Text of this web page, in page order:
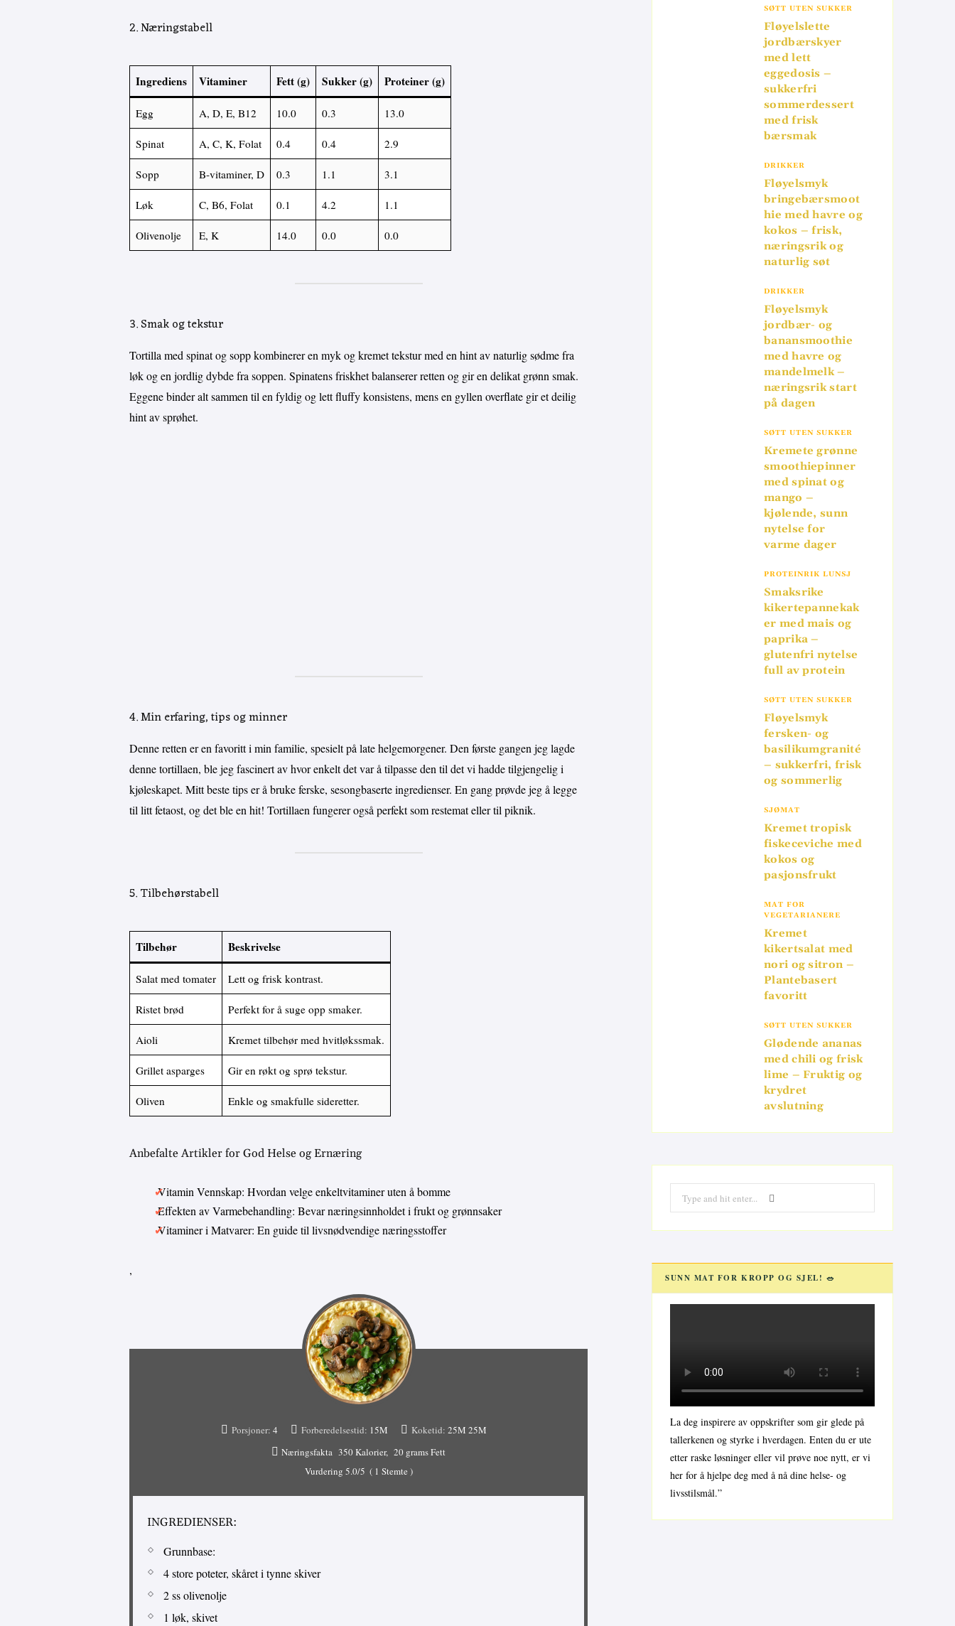
2. Næringstabell
Ingrediens Vitaminer Fett (g) Sukker (g) Proteiner (g)
Egg A, D, E, B12 10.0 0.3 13.0
Spinat A, C, K, Folat 0.4 0.4 2.9
Sopp B-vitaminer, D 0.3 1.1 3.1
Løk C, B6, Folat 0.1 4.2 1.1
Olivenolje E, K 14.0 0.0 0.0
3. Smak og tekstur
Tortilla med spinat og sopp kombinerer en myk og kremet tekstur med en hint av naturlig sødme fra
løk og en jordlig dybde fra soppen. Spinatens friskhet balanserer retten og gir en delikat grønn smak.
Eggene binder alt sammen til en fyldig og lett fluffy konsistens, mens en gyllen overflate gir et deilig
hint av sprøhet.
4. Min erfaring, tips og minner
Denne retten er en favoritt i min familie, spesielt på late helgemorgener. Den første gangen jeg lagde
denne tortillaen, ble jeg fascinert av hvor enkelt det var å tilpasse den til det vi hadde tilgjengelig i
kjøleskapet. Mitt beste tips er å bruke ferske, sesongbaserte ingredienser. En gang prøvde jeg å legge
til litt fetaost, og det ble en hit! Tortillaen fungerer også perfekt som restemat eller til piknik.
5. Tilbehørstabell
Tilbehør Beskrivelse
Salat med tomater Lett og frisk kontrast.
Ristet brød Perfekt for å suge opp smaker.
Aioli Kremet tilbehør med hvitløkssmak.
Grillet asparges Gir en røkt og sprø tekstur.
Oliven Enkle og smakfulle sideretter.
Anbefalte Artikler for God Helse og Ernæring
Vitamin Vennskap: Hvordan velge enkeltvitaminer uten å bomme
Effekten av Varmebehandling: Bevar næringsinnholdet i frukt og grønnsaker
Vitaminer i Matvarer: En guide til livsnødvendige næringsstoffer
,
Porsjoner: 4 Forberedelsestid: 15M Koketid: 25M 25M
Næringsfakta 350 Kalorier
20 grams Fett
Vurdering 5.0/5 ( 1 Stemte )
INGREDIENSER:
Grunnbase:
4 store poteter, skåret i tynne skiver
2 ss olivenolje
1 løk, skivet
SØTT UTEN SUKKER
Fløyelslette
jordbærskyer
med lett
eggedosis –
sukkerfri
sommerdessert
med frisk
bærsmak
DRIKKER
Fløyelsmyk
bringebærsmoot
hie med havre og
kokos – frisk,
næringsrik og
naturlig søt
DRIKKER
Fløyelsmyk
jordbær- og
banansmoothie
med havre og
mandelmelk –
næringsrik start
på dagen
SØTT UTEN SUKKER
Kremete grønne
smoothiepinner
med spinat og
mango –
kjølende, sunn
nytelse for
varme dager
PROTEINRIK LUNSJ
Smaksrike
kikertepannekak
er med mais og
paprika –
glutenfri nytelse
full av protein
SØTT UTEN SUKKER
Fløyelsmyk
fersken- og
basilikumgranité
– sukkerfri, frisk
og sommerlig
SJØMAT
Kremet tropisk
fiskeceviche med
kokos og
pasjonsfrukt
MAT FOR
VEGETARIANERE
Kremet
kikertsalat med
nori og sitron –
Plantebasert
favoritt
SØTT UTEN SUKKER
Glødende ananas
med chili og frisk
lime – Fruktig og
krydret
avslutning
for:
SUNN MAT FOR KROPP OG SJEL! 🥗
La deg inspirere av oppskrifter som gir glede på
tallerkenen og styrke i hverdagen. Enten du er ute
etter raske løsninger eller vil prøve noe nytt, er vi
her for å hjelpe deg med å nå dine helse- og
livsstilsmål.”